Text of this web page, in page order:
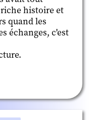
histoire et
quand les
échanges, c'est